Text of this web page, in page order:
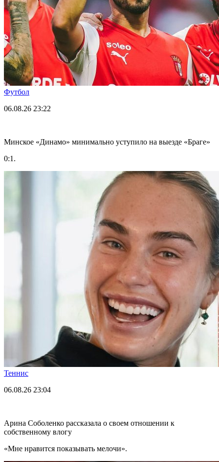
Футбол
06.08.26 23:22
Минское «Динамо» минимально уступило на выезде «Браге»
0:1.
Теннис
06.08.26 23:04
Арина Соболенко рассказала о своем отношении к
собственному влогу
«Мне нравится показывать мелочи».